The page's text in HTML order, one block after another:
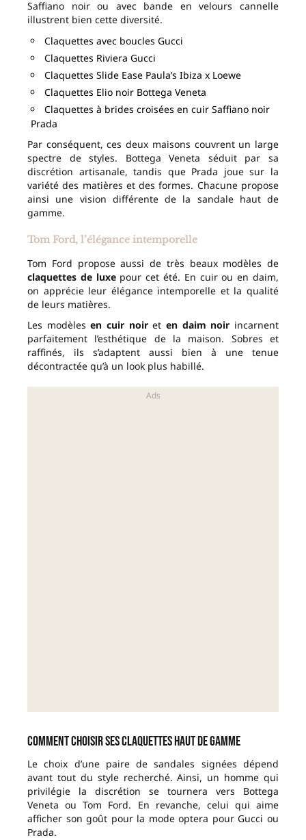
Saffiano noir ou avec bande en velours cannelle
illustrent bien cette diversité.
Claquettes avec boucles Gucci
Claquettes Riviera Gucci
Claquettes Slide Ease Paula’s Ibiza x Loewe
Claquettes Elio noir Bottega Veneta
Claquettes à brides croisées en cuir Saffiano noir
Prada
Par conséquent, ces deux maisons couvrent un large
spectre de styles. Bottega Veneta séduit par sa
discrétion artisanale, tandis que Prada joue sur la
variété des matières et des formes. Chacune propose
ainsi une vision différente de la sandale haut de
gamme.
Tom Ford, l’élégance intemporelle
Tom Ford propose aussi de très beaux modèles de
claquettes de luxepour cet été. En cuir ou en daim,
on apprécie leur élégance intemporelle et la qualité
de leurs matières.
Les modèlesen cuir noireten daim noir incarnent
parfaitement l’esthétique de la maison. Sobres et
raffinés, ils s’adaptent aussi bien à une tenue
décontractée qu’à un look plus habillé.
Comment choisir ses claquettes haut de gamme
Le choix d’une paire de sandales signées dépend
avant tout du style recherché. Ainsi, un homme qui
privilégie la discrétion se tournera vers Bottega
Veneta ou Tom Ford. En revanche, celui qui aime
afficher son goût pour la mode optera pour Gucci ou
Prada.